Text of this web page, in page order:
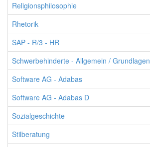
Religionsphilosophie
Rhetorik
SAP - R/3 - HR
Schwerbehinderte - Allgemein / Grundlagen
Software AG - Adabas
Software AG - Adabas D
Sozialgeschichte
Stilberatung